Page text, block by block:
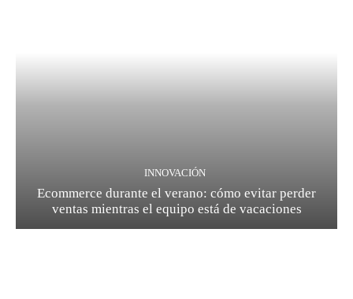
INNOVACIÓN
Ecommerce durante el verano: cómo evitar perder
ventas mientras el equipo está de vacaciones